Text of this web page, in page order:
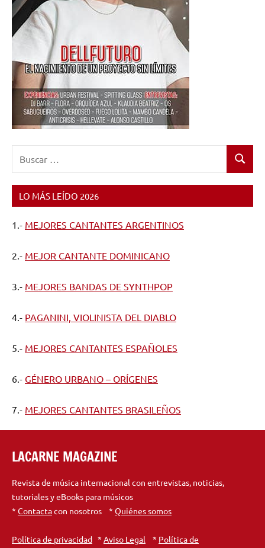
Buscar
LO MÁS LEÍDO 2026
1.- MEJORES CANTANTES ARGENTINOS
2.- MEJOR CANTANTE DOMINICANO
3.- MEJORES BANDAS DE SYNTHPOP
4.- PAGANINI, VIOLINISTA DEL DIABLO
5.- MEJORES CANTANTES ESPAÑOLES
6.- GÉNERO URBANO – ORÍGENES
7.- MEJORES CANTANTES BRASILEÑOS
LACARNE MAGAZINE
Revista de música internacional con entrevistas, noticias,
tutoriales y eBooks para músicos
* Contactacon nosotros * Quiénes somos
Política de privacidad * Aviso Legal * Política de